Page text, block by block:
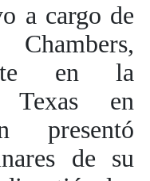
a cargo de
en la
Texas en
presentó
de su